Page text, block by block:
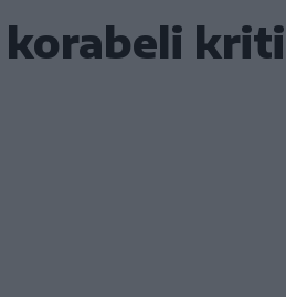
korabeli